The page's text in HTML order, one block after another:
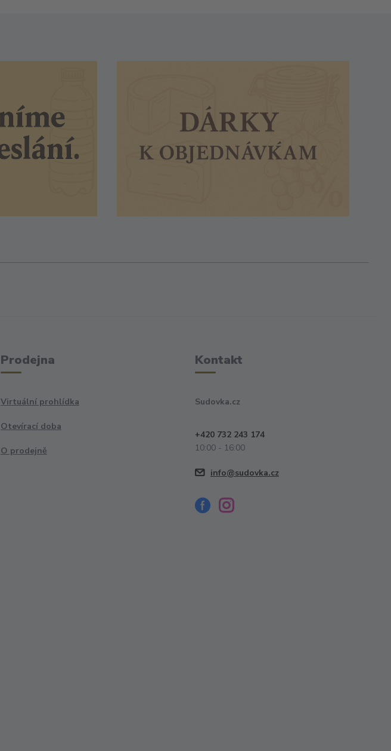
Prodejna
Virtuální prohlídka
Otevírací doba
O prodejně
Kontakt
Sudovka.cz
+420 732 243 174
10:00 - 16:00
info@sudovka.cz